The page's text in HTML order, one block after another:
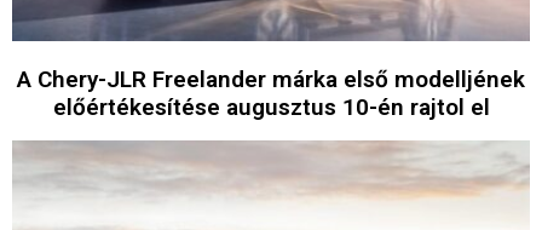
A Chery-JLR Freelander márka első modelljének
előértékesítése augusztus 10-én rajtol el